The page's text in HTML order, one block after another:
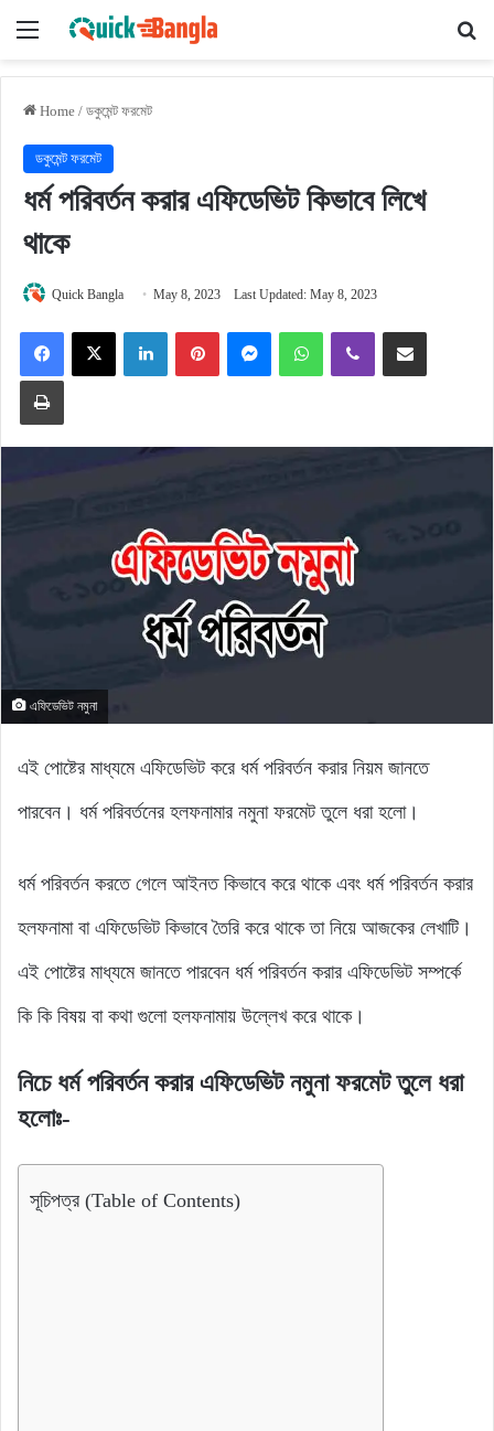
Menu
Home / ডকুমেন্ট ফরমেট
ডকুমেন্ট ফরমেট
ধর্ম পরিবর্তন করার এফিডেভিট কিভাবে লিখে
থাকে
Quick Bangla May 8, 2023 Last Updated: May 8, 2023
FacebookX LinkedInPinterestMessengerWhatsAppViber Share via Email
Print
এফিডেভিট নমুনা
এই পোষ্টের মাধ্যমে এফিডেভিট করে ধর্ম পরিবর্তন করার নিয়ম জানতে
পারবেন। ধর্ম পরিবর্তনের হলফনামার নমুনা ফরমেট তুলে ধরা হলো।
ধর্ম পরিবর্তন করতে গেলে আইনত কিভাবে করে থাকে এবং ধর্ম পরিবর্তন করার
হলফনামা বা এফিডেভিট কিভাবে তৈরি করে থাকে তা নিয়ে আজকের লেখাটি।
এই পোষ্টের মাধ্যমে জানতে পারবেন ধর্ম পরিবর্তন করার এফিডেভিট সম্পর্কে
কি কি বিষয় বা কথা গুলো হলফনামায় উল্লেখ করে থাকে।
নিচে ধর্ম পরিবর্তন করার এফিডেভিট নমুনা ফরমেট তুলে ধরা
হলোঃ-
সূচিপত্র (Table of Contents)